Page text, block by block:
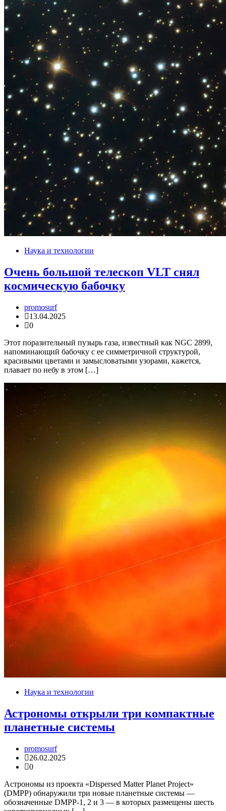
Наука и технологии
Очень большой телескоп VLT снял
космическую бабочку
promosurf
13.04.2025
0
Этот поразительный пузырь газа, известный как NGC 2899,
напоминающий бабочку с ее симметричной структурой,
красивыми цветами и замысловатыми узорами, кажется,
плавает по небу в этом […]
Наука и технологии
Астрономы открыли три компактные
планетные системы
promosurf
26.02.2025
0
Астрономы из проекта «Dispersed Matter Planet Project»
(DMPP) обнаружили три новые планетные системы —
обозначенные DMPP-1, 2 и 3 — в которых размещены шесть